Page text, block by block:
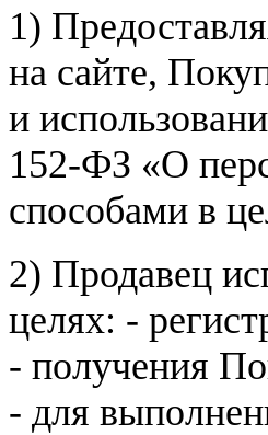
1)
на сайте,
и
152-ФЗ «О
способами в
2) Продавец
целях: -
- получения
- для